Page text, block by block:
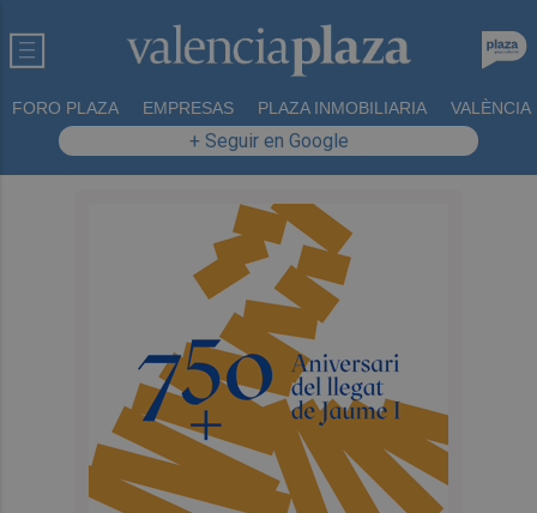
FORO PLAZA EMPRESAS PLAZA INMOBILIARIA VALÈNCIA
+ Seguir en Google